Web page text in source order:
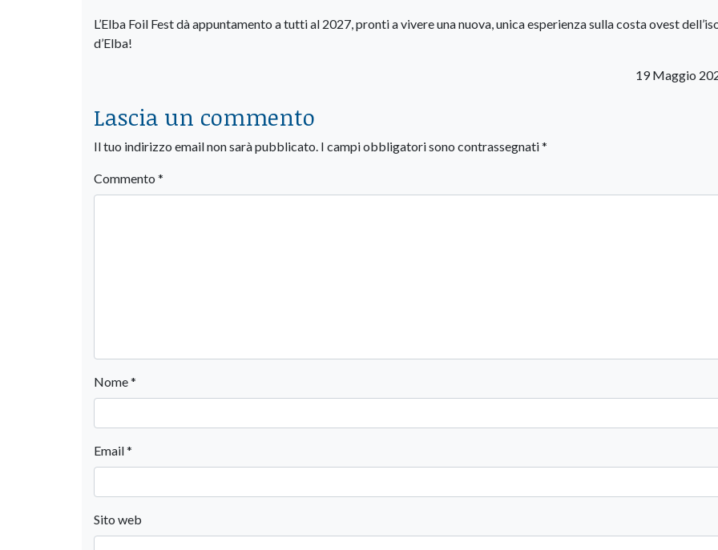
L’Elba Foil Fest dà appuntamento a tutti al 2027, pronti a vivere una nuova, unica esperienza sulla costa ovest
d’Elba!
19 Maggio
Lascia un commento
Il tuo indirizzo email non sarà pubblicato. I campi obbligatori sono contrassegnati*
Commento *
Nome*
Email*
Sito web